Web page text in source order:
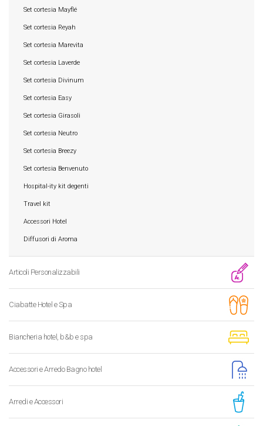
Set cortesia Mayflé
Set cortesia Reyah
Set cortesia Marevita
Set cortesia Laverde
Set cortesia Divinum
Set cortesia Easy
Set cortesia Girasoli
Set cortesia Neutro
Set cortesia Breezy
Set cortesia Benvenuto
Hospital-ity kit degenti
Travel kit
Accessori Hotel
Diffusori di Aroma
Articoli Personalizzabili
Ciabatte Hotel e Spa
Biancheria hotel, b&b e spa
Accessori e Arredo Bagno hotel
Arredi e Accessori